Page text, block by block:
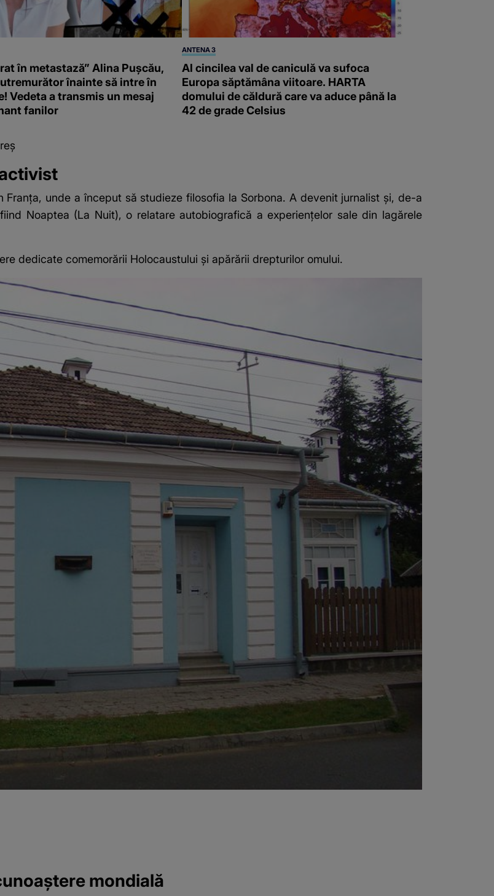
în metastază” Alina Pușcău,
înainte să intre în
Vedeta a transmis un mesaj
fanilor
ANTENA 3
Al cincilea val de caniculă va sufoca
Europa săptămâna viitoare. HARTA
domului de căldură care va aduce până la
42 de grade Celsius
unde a început să studieze filosofia la Sorbona. A devenit jurnalist și, de-a
Noaptea (La Nuit), o relatare autobiografică a experiențelor sale din lagărele
dedicate comemorării Holocaustului și apărării drepturilor omului.
mondială